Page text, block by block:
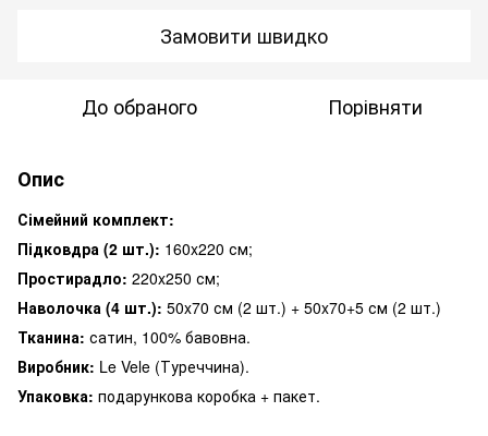
Замовити швидко
До обраного Порівняти
Опис
Сімейний комплект:
Підковдра (2 шт.): 160x220 см;
Простирадло: 220x250 см;
Наволочка (4 шт.): 50x70 см (2 шт.) + 50x70+5 см (2 шт.)
Тканина: сатин, 100% бавовна.
Виробник: Le Vele (Туреччина).
Упаковка: подарункова коробка + пакет.